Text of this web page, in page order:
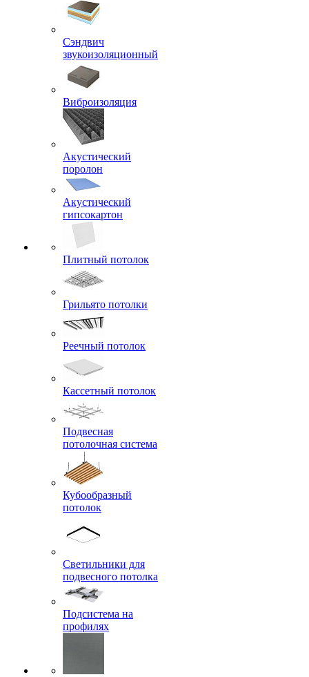
Сэндвич
звукоизоляционный
Виброизоляция
Акустический
поролон
Акустический
гипсокартон
Плитный потолок
Грильято потолки
Реечный потолок
Кассетный потолок
Подвесная
потолочная система
Кубообразный
потолок
Светильники для
подвесного потолка
Подсистема на
профилях